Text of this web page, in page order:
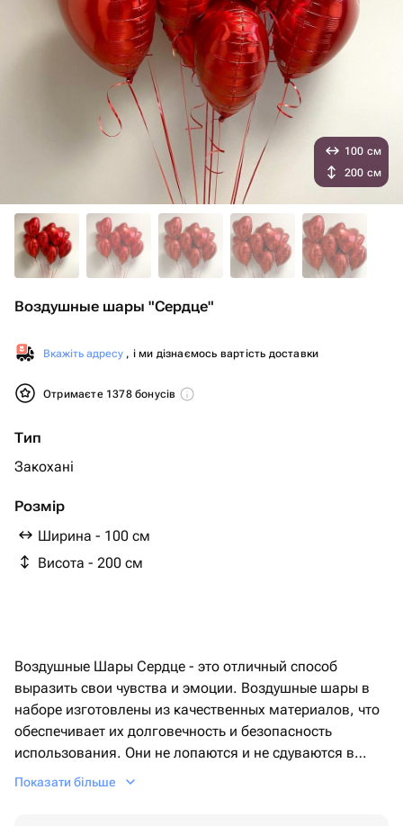
Воздушные шары "Сердце"
Вкажіть адресу , і ми дізнаємось вартість доставки
Отримаєте 1378 бонусів
Тип
Закохані
Розмір
Ширина - 100 см
Висота - 200 см
100 см
200 см
Воздушные Шары Сердце - это отличный способ
выразить свои чувства и эмоции. Воздушные шары в
наборе изготовлены из качественных материалов, что
обеспечивает их долговечность и безопасность
использования. Они не лопаются и не сдуваются в
течение всего времени полета. В составе: - Шар (46 см)
Показати більше